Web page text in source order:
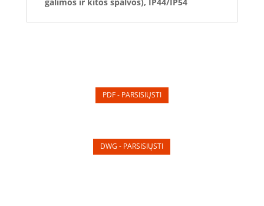
PDF - PARSISIŲSTI
DWG - PARSISIŲSTI